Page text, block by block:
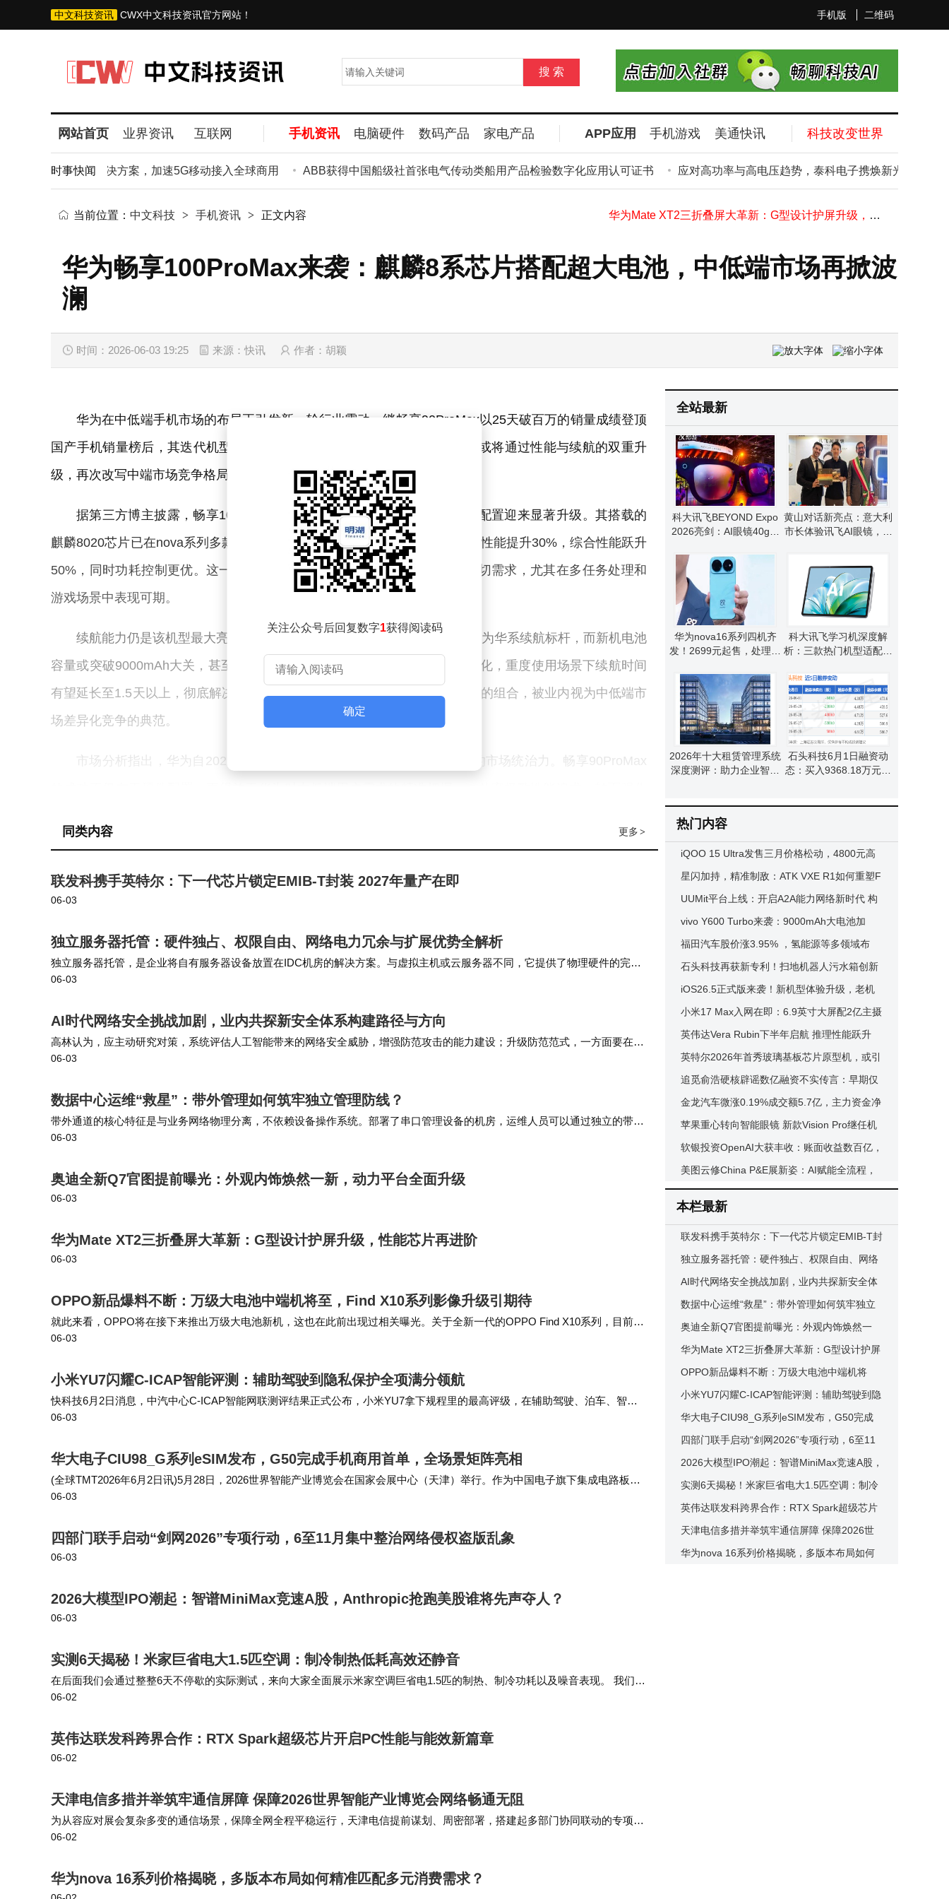
手机版 二维码
中文科技资讯 CWX中文科技资讯官方网站！
网站首页 业界资讯 互联网 手机资讯 电脑硬件 数码产品 家电产品 APP应用 手机游戏 美通快讯 科技改变世界
时事快闻
代5G Dongle解决方案，加速5G移动接入全球商用 ABB获得中国船级社首张电气传动类船用产品检验数字化应用认可证书 应对高功率与高电压趋势，泰科电子携焕新光伏解决方
2026大模型IPO潮起：智谱MiniMax竞速A股，Anthropic抢跑美股谁将先声夺人？
AI时代网络安全挑战加剧，业内共探新安全体系构建路径与方向
华为Mate XT2三折叠屏大革新：G型设计护屏升级，性能芯片再进阶
华大电子CIU98_G系列eSIM发布，G50完成手机商用首单，全场景矩阵亮相
四部门联手启动“剑网2026”专项行动，6至11月集中整治网络侵权盗版乱象
当前位置： 中文科技 > 手机资讯 > 正文内容
华为畅享100ProMax来袭：麒麟8系芯片搭配超大电池，中低端市场再掀波
澜
时间：2026-06-03 19:25 来源：快讯 作者：胡颖
华为在中低端手机市场的布局正引发新一轮行业震动。继畅享90ProMax以25天破百万的销量成绩登顶
国产手机销量榜后，其迭代机型畅享100ProMax的曝光信息显示，这款新机或将通过性能与续航的双重升
级，再次改写中端市场竞争格局。
据第三方博主披露，畅享100ProMax将延续前代旗舰级设计语言，核心配置迎来显著升级。其搭载的
麒麟8020芯片已在nova系列多款机型中验证性能，相比前代麒麟8000，单核性能提升30%，综合性能跃升
50%，同时功耗控制更优。这一升级直接回应了中低端用户对流畅体验的迫切需求，尤其在多任务处理和
游戏场景中表现可期。
续航能力仍是该机型最大亮点。前代畅享90ProMax凭借8500mAh电池成为华系续航标杆，而新机电池
容量或突破9000mAh大关，甚至可能冲击万级容量。配合麒麟8020的能效优化，重度使用场景下续航时间
有望延长至1.5天以上，彻底解决用户电量焦虑。这种"超大电池+低功耗芯片"的组合，被业内视为中低端市
场差异化竞争的典范。
市场分析指出，华为自2026年3月重启千元机产品线后，已展现出强大的市场统治力。畅享90ProMax
随着畅享100ProMax预计年底发布，中低端市场格局面临重塑。行业观察人士认为，华为若能保持前
力的挑战，更是市场定位的考验——当用户发现千元机也能获得旗舰级续航体验时，传统的性价比参数竞
争或将失去吸引力。
比摄像头数量更受关注的参数时，手机市场的竞争逻辑已然发生微妙变化。对于消费者而言，这种变化无
疑带来了更多优质选择；而对于厂商来说，如何平衡性能与续航的优先级，将成为决定市场成败的关键命
题。
关注公众号后回复数字1获得阅读码
确定
更多 >
同类内容
联发科携手英特尔：下一代芯片锁定EMIB-T封装 2027年量产在即
06-03
独立服务器托管：硬件独占、权限自由、网络电力冗余与扩展优势全解析
独立服务器托管，是企业将自有服务器设备放置在IDC机房的解决方案。与虚拟主机或云服务器不同，它提供了物理硬件的完全
独占权。您的业务独占整台服务器的CPU、内存、硬盘和带宽资源。这意味着无论同一机柜的其他服务器…
06-03
AI时代网络安全挑战加剧，业内共探新安全体系构建路径与方向
高林认为，应主动研究对策，系统评估人工智能带来的网络安全威胁，增强防范攻击的能力建设；升级防范范式，一方面要在流
量分析等全链条导入AI技术，另一方面要建立AI驱动的智能决策运转体系；坚持筑牢根基，加快突破模型…
06-03
数据中心运维“救星”：带外管理如何筑牢独立管理防线？
带外通道的核心特征是与业务网络物理分离，不依赖设备操作系统。部署了串口管理设备的机房，运维人员可以通过独立的带外
网络或者4G/5G备份链路连接到串口管理设备，再通过串口通道登录到网络设备的控制台界面进行配置修…
06-03
奥迪全新Q7官图提前曝光：外观内饰焕然一新，动力平台全面升级
06-03
华为Mate XT2三折叠屏大革新：G型设计护屏升级，性能芯片再进阶
06-03
OPPO新品爆料不断：万级大电池中端机将至，Find X10系列影像升级引期待
就此来看，OPPO将在接下来推出万级大电池新机，这也在此前出现过相关曝光。关于全新一代的OPPO Find X10系列，目前也
已经出现了不少的相关消息。 其中没有提到具体的品牌信息，但相关推测认为OPPO…
06-03
小米YU7闪耀C-ICAP智能评测：辅助驾驶到隐私保护全项满分领航
快科技6月2日消息，中汽中心C-ICAP智能网联测评结果正式公布，小米YU7拿下规程里的最高评级，在辅助驾驶、泊车、智能
座舱、隐私保护几个项目全部拿到顶尖评分。自动泊车适配窄车位、斜列车位等多种场景，不用人为…
06-03
华大电子CIU98_G系列eSIM发布，G50完成手机商用首单，全场景矩阵亮相
(全球TMT2026年6月2日讯)5月28日，2026世界智能产业博览会在国家会展中心（天津）举行。作为中国电子旗下集成电路板块
核心力量，，以安全芯助力智能产业互联升级。 其中，面向智能手机与可穿戴设备的CI…
06-03
四部门联手启动“剑网2026”专项行动，6至11月集中整治网络侵权盗版乱象
06-03
2026大模型IPO潮起：智谱MiniMax竞速A股，Anthropic抢跑美股谁将先声夺人？
06-03
实测6天揭秘！米家巨省电大1.5匹空调：制冷制热低耗高效还静音
在后面我们会通过整整6天不停歇的实际测试，来向大家全面展示米家空调巨省电1.5匹的制热、制冷功耗以及噪音表现。 我们实
测了一台 2021 年购入的大1.5匹老款新一级能效空调，在25平米的客厅使用5小时，几…
06-02
英伟达联发科跨界合作：RTX Spark超级芯片开启PC性能与能效新篇章
06-02
天津电信多措并举筑牢通信屏障 保障2026世界智能产业博览会网络畅通无阻
为从容应对展会复杂多变的通信场景，保障全网全程平稳运行，天津电信提前谋划、周密部署，搭建起多部门协同联动的专项保
障体系。立足天津城市数字化发展大局，天津电信将持续打磨精品网络，不断优化通信服务品质，持续提升…
06-02
华为nova 16系列价格揭晓，多版本布局如何精准匹配多元消费需求？
全站最新
科大讯飞BEYOND Expo
2026亮剑：AI眼镜40g轻
新未来
黄山对话新亮点：意大利
市长体验讯飞AI眼镜，科
华为nova16系列四机齐
发！2699元起售，处理器
科大讯飞学习机深度解
析：三款热门机型适配不
2026年十大租赁管理系统
深度测评：助力企业智能
石头科技6月1日融资动
态：买入9368.18万元，
热门内容
iQOO 15 Ultra发售三月价格松动，4800元高
配入手，游戏性能散热皆出色
星闪加持，精准制敌：ATK VXE R1如何重塑F
PS电竞鼠标新标杆
UUMit平台上线：开启A2A能力网络新时代 构
建AI能力交易新生态
vivo Y600 Turbo来袭：9000mAh大电池加
持，5月27日开售入门中端新选择
福田汽车股价涨3.95% ，氢能源等多领域布
局，近20日主力净流入4.47亿
石头科技再获新专利！扫地机器人污水箱创新
设计提升清洁体验
iOS26.5正式版来袭！新机型体验升级，老机
型升级前必看这份建议
小米17 Max入网在即：6.9英寸大屏配2亿主摄
续航影像双升级
英伟达Vera Rubin下半年启航 推理性能跃升
谷歌已抢先布局应用
英特尔2026年首秀玻璃基板芯片原型机，或引
领AI芯片制造新变革
追觅俞浩硬核辟谣数亿融资不实传言：早期仅
获小米顺为1400万投资
金龙汽车微涨0.19%成交额5.7亿，主力资金净
流出，业务布局多元前景受关注
苹果重心转向智能眼镜 新款Vision Pro继任机
型或两年后问世
软银投资OpenAI大获丰收：账面收益数百亿，
2025财年利润同比大增
美图云修China P&E展新姿：AI赋能全流程，
重塑专业影像创作新体验
本栏最新
联发科携手英特尔：下一代芯片锁定EMIB-T封
装 2027年量产在即
独立服务器托管：硬件独占、权限自由、网络
电力冗余与扩展优势全解析
AI时代网络安全挑战加剧，业内共探新安全体
系构建路径与方向
数据中心运维“救星”：带外管理如何筑牢独立
管理防线？
奥迪全新Q7官图提前曝光：外观内饰焕然一
新，动力平台全面升级
华为Mate XT2三折叠屏大革新：G型设计护屏
升级，性能芯片再进阶
OPPO新品爆料不断：万级大电池中端机将
至，Find X10系列影像升级引期待
小米YU7闪耀C-ICAP智能评测：辅助驾驶到隐
私保护全项满分领航
华大电子CIU98_G系列eSIM发布，G50完成
手机商用首单，全场景矩阵亮相
四部门联手启动“剑网2026”专项行动，6至11
月集中整治网络侵权盗版乱象
2026大模型IPO潮起：智谱MiniMax竞速A股，
Anthropic抢跑美股谁将先声夺人？
实测6天揭秘！米家巨省电大1.5匹空调：制冷
制热低耗高效还静音
英伟达联发科跨界合作：RTX Spark超级芯片
开启PC性能与能效新篇章
天津电信多措并举筑牢通信屏障 保障2026世
界智能产业博览会网络畅通无阻
华为nova 16系列价格揭晓，多版本布局如何